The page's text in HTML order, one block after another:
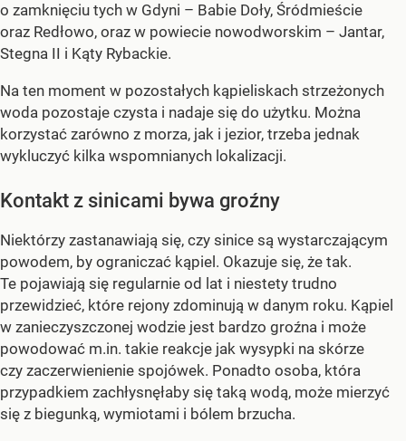
o zamknięciu tych w Gdyni – Babie Doły, Śródmieście
oraz Redłowo, oraz w powiecie nowodworskim – Jantar,
Stegna II i Kąty Rybackie.
Na ten moment w pozostałych kąpieliskach strzeżonych
woda pozostaje czysta i nadaje się do użytku. Można
korzystać zarówno z morza, jak i jezior, trzeba jednak
wykluczyć kilka wspomnianych lokalizacji.
Kontakt z sinicami bywa groźny
Niektórzy zastanawiają się, czy sinice są wystarczającym
powodem, by ograniczać kąpiel. Okazuje się, że tak.
Te pojawiają się regularnie od lat i niestety trudno
przewidzieć, które rejony zdominują w danym roku. Kąpiel
w zanieczyszczonej wodzie jest bardzo groźna i może
powodować m.in. takie reakcje jak wysypki na skórze
czy zaczerwienienie spojówek. Ponadto osoba, która
przypadkiem zachłysnęłaby się taką wodą, może mierzyć
się z biegunką, wymiotami i bólem brzucha.